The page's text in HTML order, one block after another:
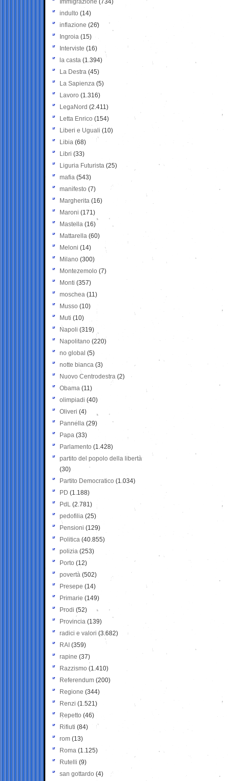
Immigrazione (734)
indulto (14)
inflazione (26)
Ingroia (15)
Interviste (16)
la casta (1.394)
La Destra (45)
La Sapienza (5)
Lavoro (1.316)
LegaNord (2.411)
Letta Enrico (154)
Liberi e Uguali (10)
Libia (68)
Libri (33)
Liguria Futurista (25)
mafia (543)
manifesto (7)
Margherita (16)
Maroni (171)
Mastella (16)
Mattarella (60)
Meloni (14)
Milano (300)
Montezemolo (7)
Monti (357)
moschea (11)
Musso (10)
Muti (10)
Napoli (319)
Napolitano (220)
no global (5)
notte bianca (3)
Nuovo Centrodestra (2)
Obama (11)
olimpiadi (40)
Oliveri (4)
Pannella (29)
Papa (33)
Parlamento (1.428)
partito del popolo della libertà
(30)
Partito Democratico (1.034)
PD (1.188)
PdL (2.781)
pedofilia (25)
Pensioni (129)
Politica (40.855)
polizia (253)
Porto (12)
povertà (502)
Presepe (14)
Primarie (149)
Prodi (52)
Provincia (139)
radici e valori (3.682)
RAI (359)
rapine (37)
Razzismo (1.410)
Referendum (200)
Regione (344)
Renzi (1.521)
Repetto (46)
Rifiuti (84)
rom (13)
Roma (1.125)
Rutelli (9)
san gottardo (4)